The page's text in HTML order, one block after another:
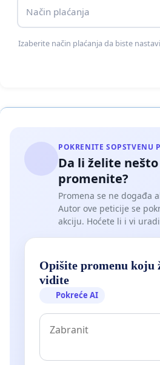
Beogradu - i jedino mesto na
drveća, zanatlije i komšije još
mesto otvoreno za buduće
Način plaćanja
Izaberite način plaćanja da biste
POKRENITE SOPSTVENU
Da li želite
promenite?
Promena se ne događa
Autor ove peticije se
akciju. Hoćete li i vi
Opišite promenu koju
vidite
Pokreće AI